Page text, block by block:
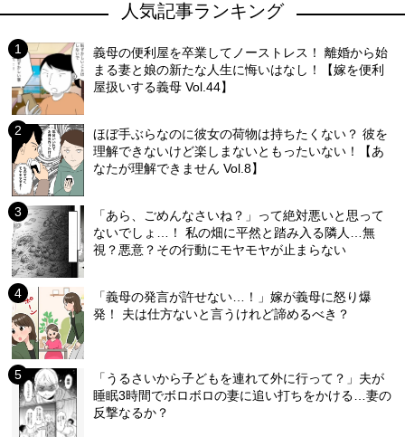
人気記事ランキング
義母の便利屋を卒業してノーストレス！ 離婚から始
まる妻と娘の新たな人生に悔いはなし！【嫁を便利
屋扱いする義母 Vol.44】
ほぼ手ぶらなのに彼女の荷物は持ちたくない？ 彼を
理解できないけど楽しまないともったいない！【あ
なたが理解できません Vol.8】
「あら、ごめんなさいね？」って絶対悪いと思って
ないでしょ…！ 私の畑に平然と踏み入る隣人…無
視？悪意？その行動にモヤモヤが止まらない
「義母の発言が許せない…！」嫁が義母に怒り爆
発！ 夫は仕方ないと言うけれど諦めるべき？
「うるさいから子どもを連れて外に行って？」夫が
睡眠3時間でボロボロの妻に追い打ちをかける…妻の
反撃なるか？